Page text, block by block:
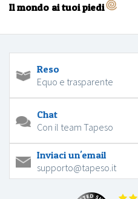
Il mondo ai tuoi piedi
Reso
Equo e trasparente
Chat
Con il team Tapeso
Inviaci un'email
supporto@tapeso.it